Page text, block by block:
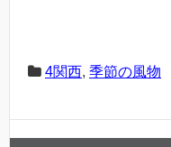
4関西, 季節の風物